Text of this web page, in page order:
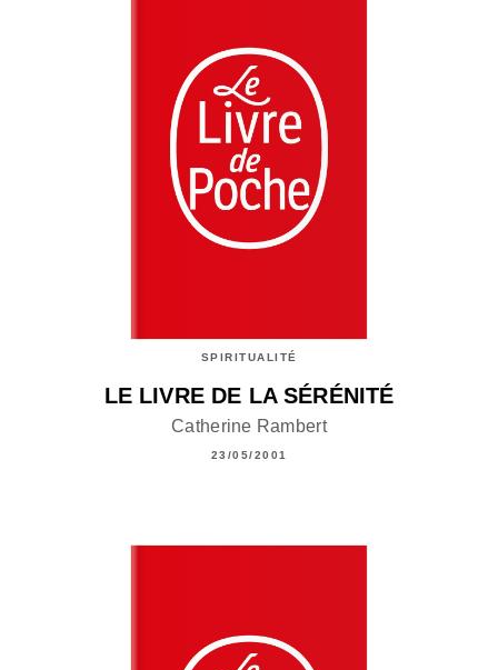
SPIRITUALITÉ
LE LIVRE DE LA SÉRÉNITÉ
Catherine Rambert
23/05/2001